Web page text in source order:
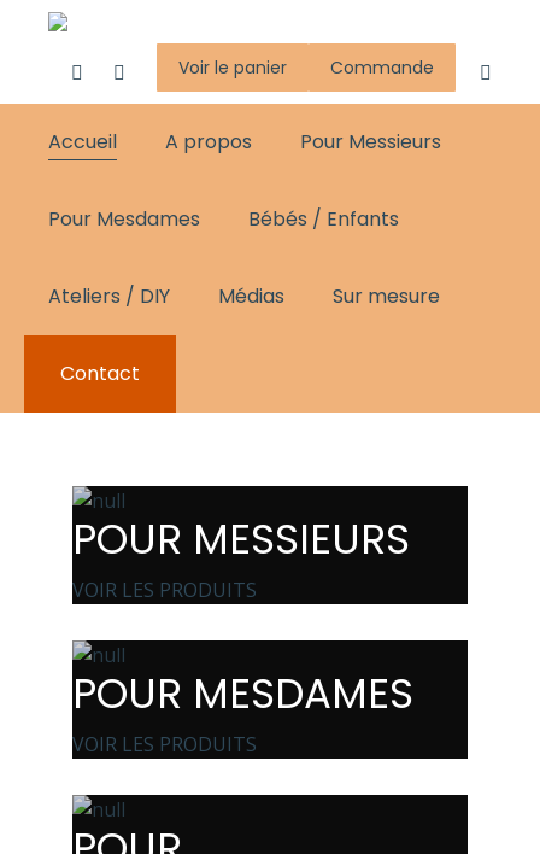
Voir le panier Commande
Accueil A propos Pour Messieurs
Pour Mesdames Bébés / Enfants
Ateliers / DIY Médias Sur mesure
Contact
POUR MESSIEURS
VOIR LES PRODUITS
POUR MESDAMES
VOIR LES PRODUITS